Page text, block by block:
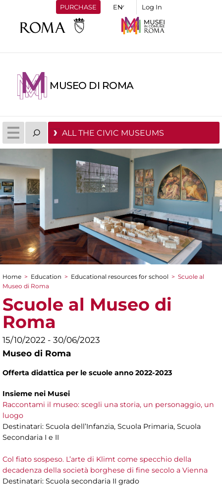
PURCHASE Log In
MUSEO DI ROMA
ALL THE CIVIC MUSEUMS
You are here
Home > Education > Educational resources for school > Scuole al
Museo di Roma
Scuole al Museo di
Roma
15/10/2022 - 30/06/2023
Museo di Roma
Offerta didattica per le scuole anno 2022-2023
Insieme nei Musei
Raccontami il museo: scegli una storia, un personaggio, un
luogo
Destinatari: Scuola dell’Infanzia, Scuola Primaria, Scuola
Secondaria I e II
Col fiato sospeso. L’arte di Klimt come specchio della
decadenza della società borghese di fine secolo a Vienna
Destinatari: Scuola secondaria II grado